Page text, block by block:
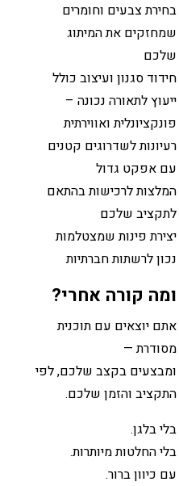
בחירת צבעים וחומרים
שמחזקים את המיתוג
שלכם
חידוד סגנון ועיצוב כולל
ייעוץ לתאורה נכונה –
פונקציונלית ואווירתית
רעיונות לשדרוגים קטנים
עם אפקט גדול
המלצות לרכישות בהתאם
לתקציב שלכם
יצירת פינות שמצטלמות
נכון לרשתות חברתיות
ומה קורה אחרי?
אתם יוצאים עם תוכנית
מסודרת —
ומבצעים בקצב שלכם, לפי
התקציב והזמן שלכם.
בלי בלגן.
בלי החלטות מיותרות.
עם כיוון ברור.